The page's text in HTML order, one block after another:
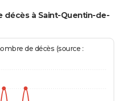
décès à Saint-Quentin-de-
de décès (source :